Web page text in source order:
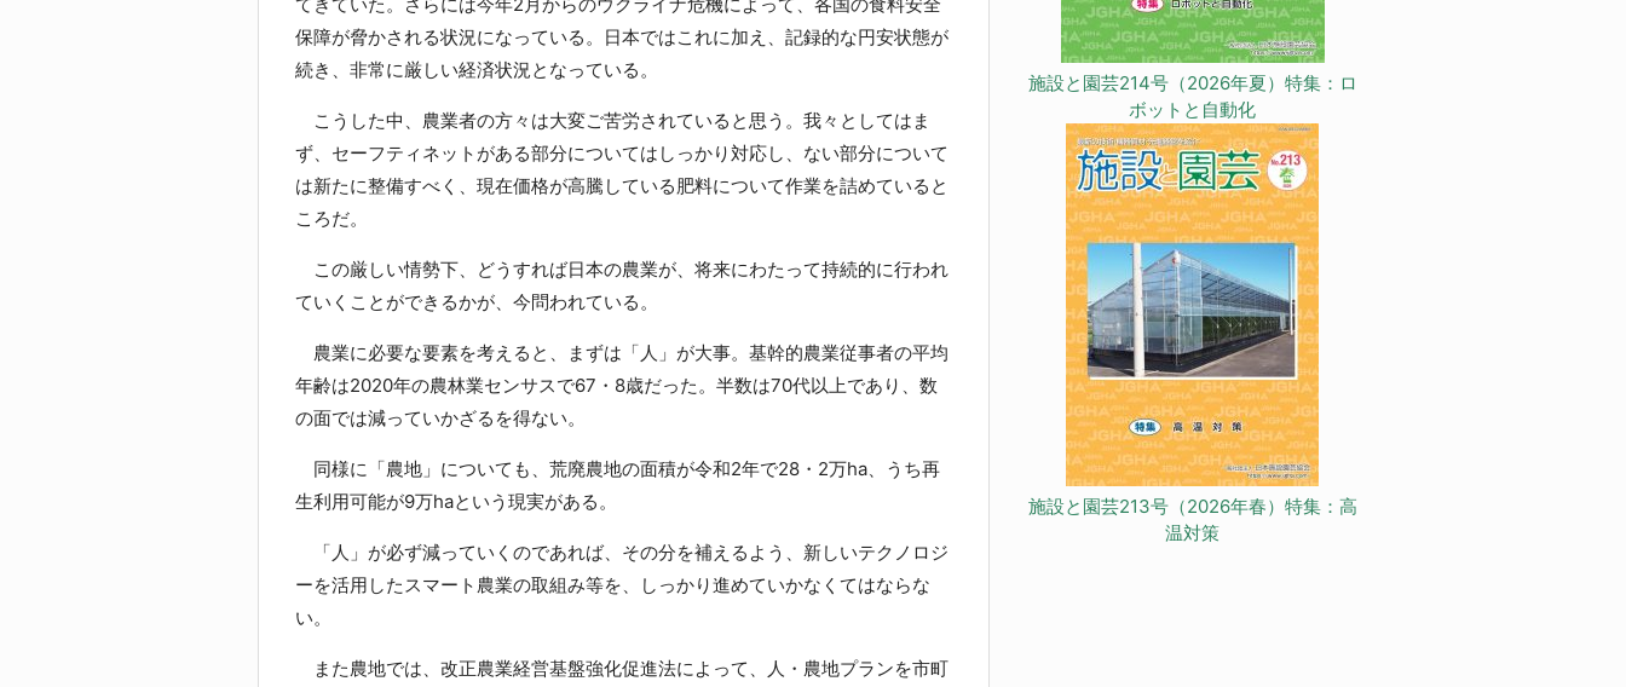
保障が脅かされる状況になっている。日本ではこれに加え、記録的な円安状態が
続き、非常に厳しい経済状況となっている。
こうした中、農業者の方々は大変ご苦労されていると思う。我々としてはま
ず、セーフティネットがある部分についてはしっかり対応し、ない部分について
は新たに整備すべく、現在価格が高騰している肥料について作業を詰めていると
ころだ。
この厳しい情勢下、どうすれば日本の農業が、将来にわたって持続的に行われ
ていくことができるかが、今問われている。
農業に必要な要素を考えると、まずは「人」が大事。基幹的農業従事者の平均
年齢は2020年の農林業センサスで67・8歳だった。半数は70代以上であり、数
の面では減っていかざるを得ない。
同様に「農地」についても、荒廃農地の面積が令和2年で28・2万ha、うち再
生利用可能が9万haという現実がある。
「人」が必ず減っていくのであれば、その分を補えるよう、新しいテクノロジ
ーを活用したスマート農業の取組み等を、しっかり進めていかなくてはならな
い。
また農地では、改正農業経営基盤強化促進法によって、人・農地プランを市町
施設と園芸214号（2026年夏）特集：ロ
ボットと自動化
施設と園芸213号（2026年春）特集：高
温対策